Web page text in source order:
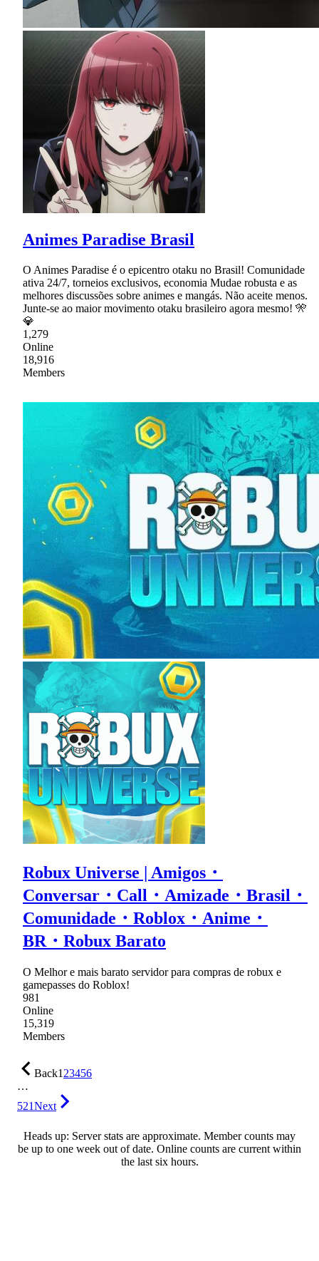
Animes Paradise Brasil
O Animes Paradise é o epicentro otaku no Brasil! Comunidade
ativa 24/7, torneios exclusivos, economia Mudae robusta e as
melhores discussões sobre animes e mangás. Não aceite menos.
Junte-se ao maior movimento otaku brasileiro agora mesmo! 🎌
💎
1,279
Online
18,916
Members
Robux Universe | Amigos・
Conversar・Call・Amizade・Brasil・
Comunidade・Roblox・Anime・
BR・Robux Barato
O Melhor e mais barato servidor para compras de robux e
gamepasses do Roblox!
981
Online
15,319
Members
Back123456
…
521Next
Heads up: Server stats are approximate. Member counts may
be up to one week out of date. Online counts are current within
the last six hours.